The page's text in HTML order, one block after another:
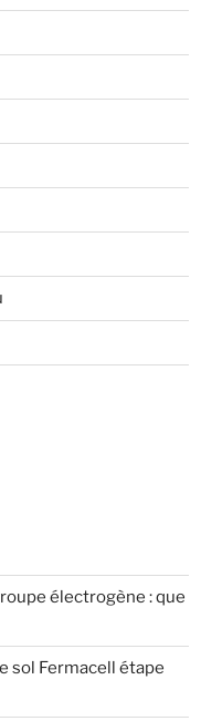
électrogène : que
sol Fermacell étape